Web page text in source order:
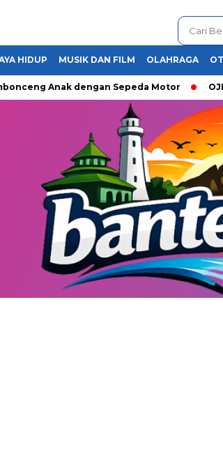
HIDUP MUSIK DAN FILM OLAHRAGA
Anak dengan Sepeda Motor OJK